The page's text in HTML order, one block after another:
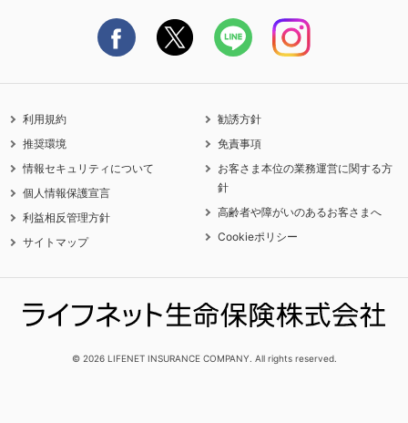
利用規約
推奨環境
情報セキュリティについて
個人情報保護宣言
利益相反管理方針
サイトマップ
勧誘方針
免責事項
お客さま本位の業務運営に関する方
針
高齢者や障がいのあるお客さまへ
Cookieポリシー
© 2026 LIFENET INSURANCE COMPANY. All rights reserved.